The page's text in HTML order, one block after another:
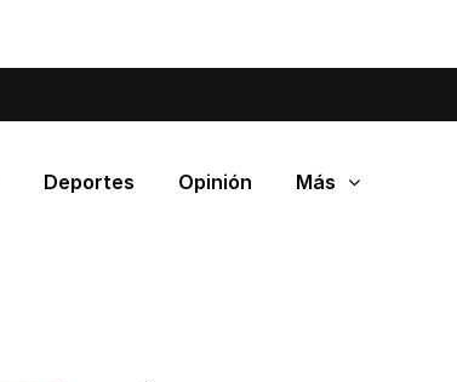
Deportes Opinión Más